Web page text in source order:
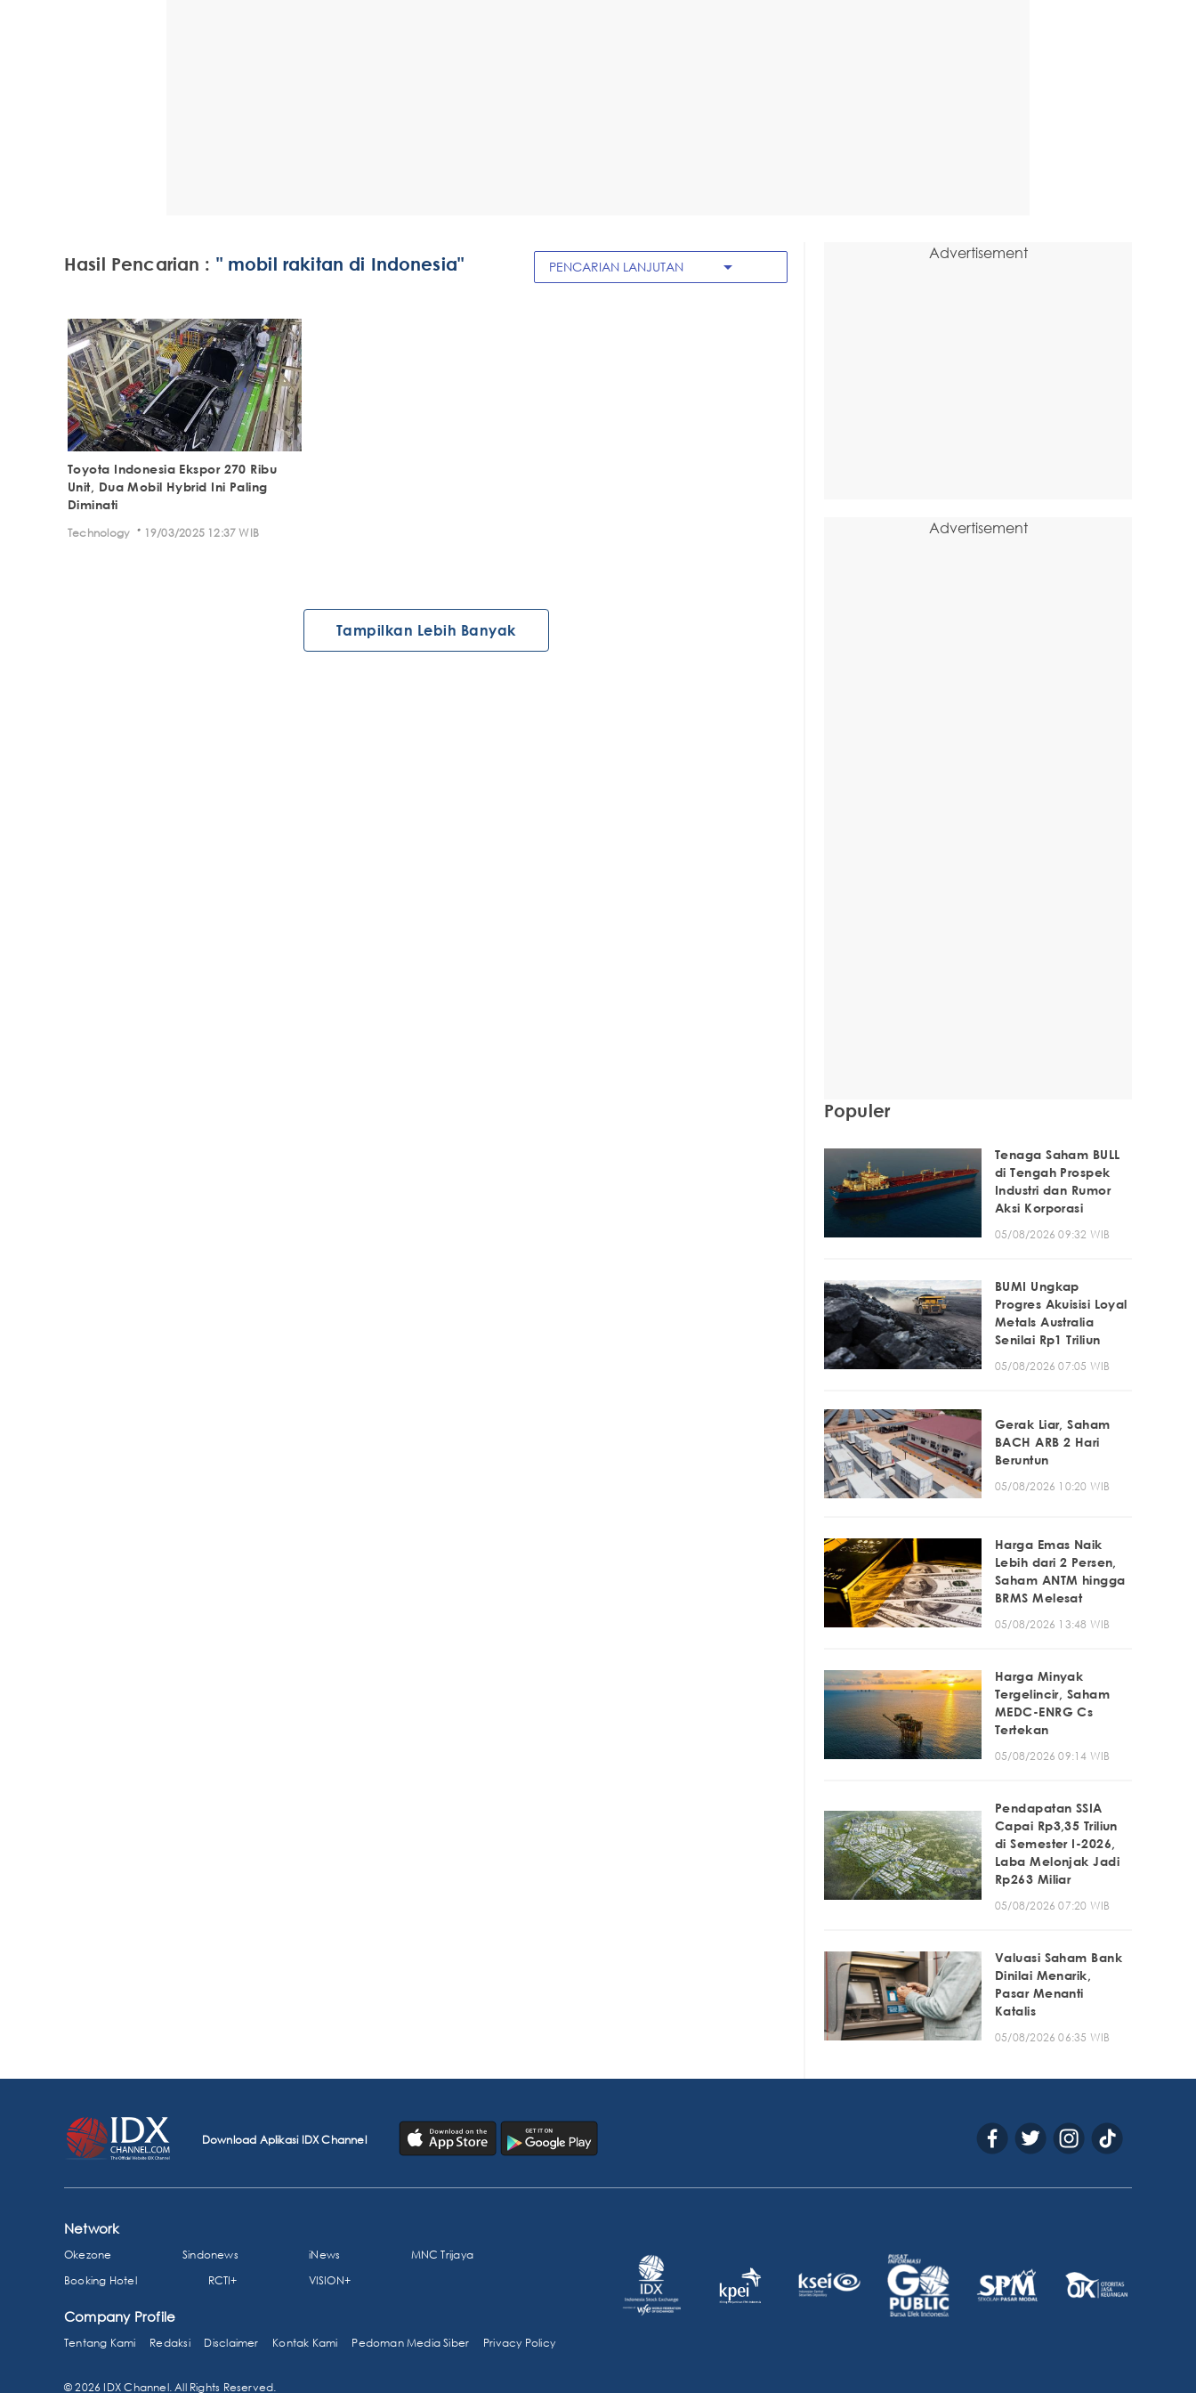
Hasil Pencarian : " mobil rakitan di Indonesia" PENCARIAN LANJUTAN arrow_drop_down
Toyota Indonesia Ekspor 270 Ribu
Unit, Dua Mobil Hybrid Ini Paling
Diminati
Technology · 19/03/2025 12:37 WIB
Tampilkan Lebih Banyak
Advertisement
Advertisement
Populer
Tenaga Saham BULL
di Tengah Prospek
Industri dan Rumor
Aksi Korporasi
05/08/2026 09:32 WIB
BUMI Ungkap
Progres Akuisisi Loyal
Metals Australia
Senilai Rp1 Triliun
05/08/2026 07:05 WIB
Gerak Liar, Saham
BACH ARB 2 Hari
Beruntun
05/08/2026 10:20 WIB
Harga Emas Naik
Lebih dari 2 Persen,
Saham ANTM hingga
BRMS Melesat
05/08/2026 13:48 WIB
Harga Minyak
Tergelincir, Saham
MEDC-ENRG Cs
Tertekan
05/08/2026 09:14 WIB
Pendapatan SSIA
Capai Rp3,35 Triliun
di Semester I-2026,
Laba Melonjak Jadi
Rp263 Miliar
05/08/2026 07:20 WIB
Valuasi Saham Bank
Dinilai Menarik,
Pasar Menanti
Katalis
05/08/2026 06:35 WIB
Download Aplikasi IDX Channel
Network
Okezone Sindonews iNews
MNC Trijaya
Booking Hotel
RCTI+ VISION+
Company Profile
Tentang Kami Redaksi Disclaimer Kontak Kami Pedoman Media Siber Privacy Policy
© 2026 IDX Channel. All Rights Reserved.